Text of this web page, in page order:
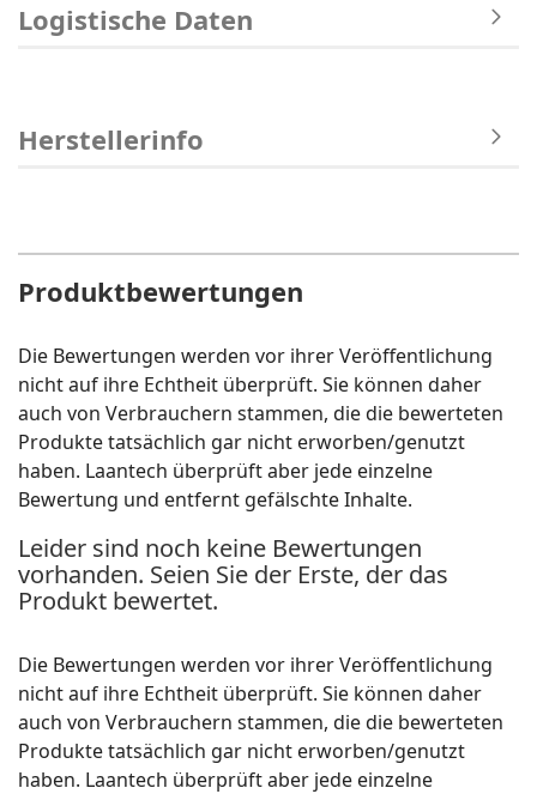
Logistische Daten
Herstellerinfo
Produktbewertungen
Die Bewertungen werden vor ihrer Veröffentlichung
nicht auf ihre Echtheit überprüft. Sie können daher
auch von Verbrauchern stammen, die die bewerteten
Produkte tatsächlich gar nicht erworben/genutzt
haben. Laantech überprüft aber jede einzelne
Bewertung und entfernt gefälschte Inhalte.
Leider sind noch keine Bewertungen
vorhanden. Seien Sie der Erste, der das
Produkt bewertet.
Die Bewertungen werden vor ihrer Veröffentlichung
nicht auf ihre Echtheit überprüft. Sie können daher
auch von Verbrauchern stammen, die die bewerteten
Produkte tatsächlich gar nicht erworben/genutzt
haben. Laantech überprüft aber jede einzelne